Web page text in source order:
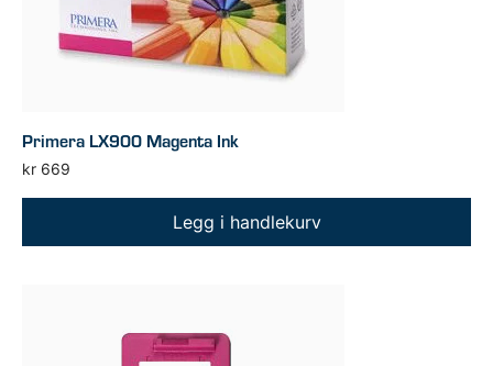
Primera LX900 Magenta Ink
kr 669
Legg i handlekurv